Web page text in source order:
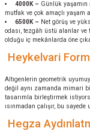
4000K – Günlük yaşamın
mutfak ve çok amaçlı yaşam
6500K – Net görüş ve
odası, tezgâh üstü alanlar ve
olduğu iç mekânlarda öne
Heykelvari
Altıgenlerin geometrik
değil aynı zamanda mimari
tasarımla birleştirmek
ısınmadan çalışır, bu
Hegza